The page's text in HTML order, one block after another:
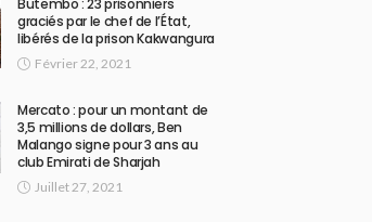
graciés par le chef de l’État,
libérés de la prison Kakwangura
Février 22, 2021
Mercato : pour un montant de
3,5 millions de dollars, Ben
Malango signe pour 3 ans au
club Emirati de Sharjah
Juillet 27, 2021